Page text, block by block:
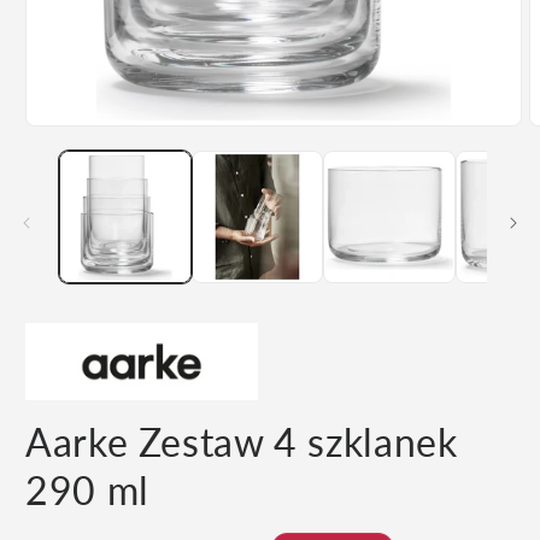
multimedia
modalnym
Aarke Zestaw 4 szklanek
290 ml